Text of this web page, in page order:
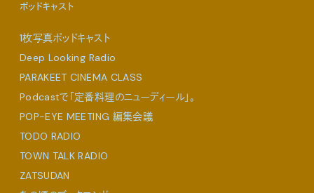
ポッドキャスト
1枚写真ポッドキャスト
Deep Looking Radio
PARAKEET CINEMA CLASS
Podcastで「定番料理のニューディール」。
POP-EYE MEETING 編集会議
TODO RADIO
TOWN TALK RADIO
ZATSUDAN